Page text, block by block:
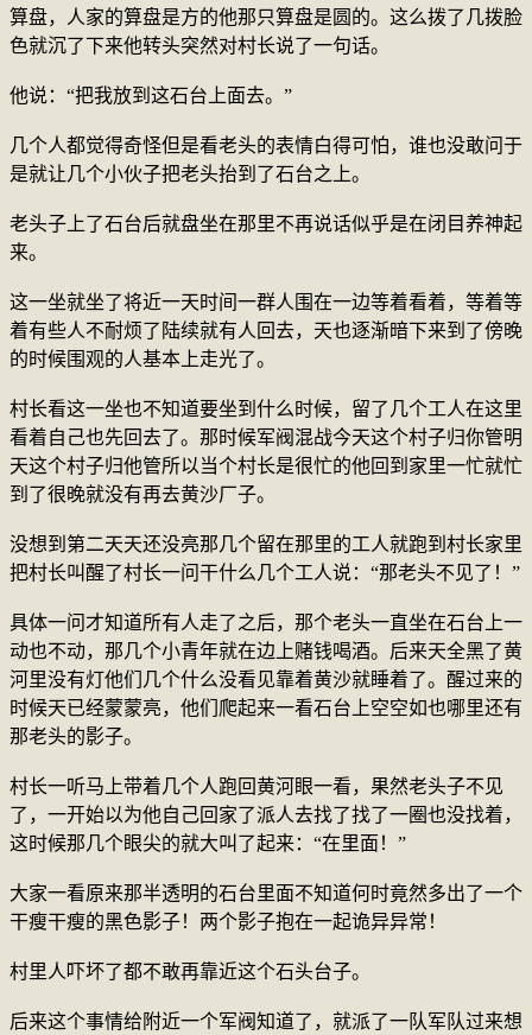
算盘，人家的算盘是方的他那只算盘是圆的。这么拨了几拨脸
色就沉了下来他转头突然对村长说了一句话。
他说：“把我放到这石台上面去。”
几个人都觉得奇怪但是看老头的表情白得可怕，谁也没敢问于
是就让几个小伙子把老头抬到了石台之上。
老头子上了石台后就盘坐在那里不再说话似乎是在闭目养神起
来。
这一坐就坐了将近一天时间一群人围在一边等着看着，等着等
着有些人不耐烦了陆续就有人回去，天也逐渐暗下来到了傍晚
的时候围观的人基本上走光了。
村长看这一坐也不知道要坐到什么时候，留了几个工人在这里
看着自己也先回去了。那时候军阀混战今天这个村子归你管明
天这个村子归他管所以当个村长是很忙的他回到家里一忙就忙
到了很晚就没有再去黄沙厂子。
没想到第二天天还没亮那几个留在那里的工人就跑到村长家里
把村长叫醒了村长一问干什么几个工人说：“那老头不见了！”
具体一问才知道所有人走了之后，那个老头一直坐在石台上一
动也不动，那几个小青年就在边上赌钱喝酒。后来天全黑了黄
河里没有灯他们几个什么没看见靠着黄沙就睡着了。醒过来的
时候天已经蒙蒙亮，他们爬起来一看石台上空空如也哪里还有
那老头的影子。
村长一听马上带着几个人跑回黄河眼一看，果然老头子不见
了，一开始以为他自己回家了派人去找了找了一圈也没找着，
这时候那几个眼尖的就大叫了起来：“在里面！”
大家一看原来那半透明的石台里面不知道何时竟然多出了一个
干瘦干瘦的黑色影子！两个影子抱在一起诡异异常！
村里人吓坏了都不敢再靠近这个石头台子。
后来这个事情给附近一个军阀知道了，就派了一队军队过来想